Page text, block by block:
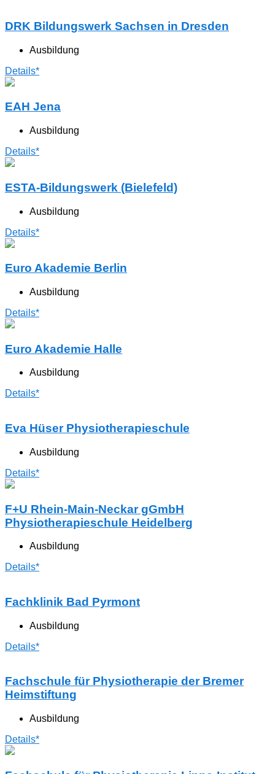
DRK Bildungswerk Sachsen in Dresden
Ausbildung
Details*
EAH Jena
Ausbildung
Details*
ESTA-Bildungswerk (Bielefeld)
Ausbildung
Details*
Euro Akademie Berlin
Ausbildung
Details*
Euro Akademie Halle
Ausbildung
Details*
Eva Hüser Physiotherapieschule
Ausbildung
Details*
F+U Rhein-Main-Neckar gGmbH
Physiotherapieschule Heidelberg
Ausbildung
Details*
Fachklinik Bad Pyrmont
Ausbildung
Details*
Fachschule für Physiotherapie der Bremer
Heimstiftung
Ausbildung
Details*